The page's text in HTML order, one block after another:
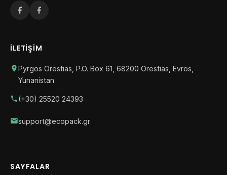
İLETIŞIM
Pyrgos Orestias, P.O. Box 61, 68200 Orestias, Evros,
Yunanistan
(+30) 25520 24393
support@ecopack.gr
SAYFALAR